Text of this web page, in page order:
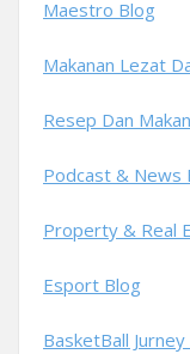
Maestro Blog
Makanan Lezat
Resep Dan
Podcast & News
Property & Real
Esport Blog
BasketBall